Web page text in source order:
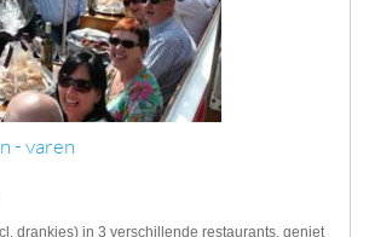
- varen
drankjes) in 3 verschillende restaurants, geniet